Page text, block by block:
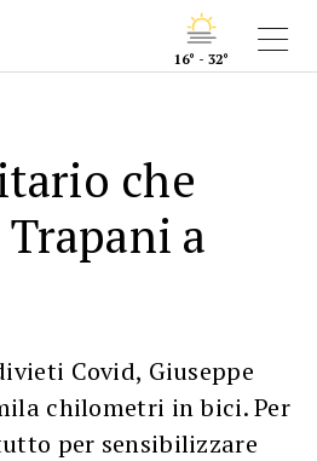
16° - 32°
che
a
Covid, Giuseppe
chilometri in bici. Per
per sensibilizzare